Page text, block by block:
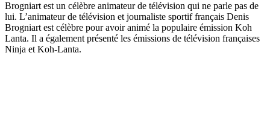
Brogniart est un célèbre animateur de télévision qui ne parle pas de
lui. L’animateur de télévision et journaliste sportif français Denis
Brogniart est célèbre pour avoir animé la populaire émission Koh
Lanta. Il a également présenté les émissions de télévision françaises
Ninja et Koh-Lanta.